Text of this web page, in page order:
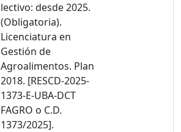
lectivo: desde 2025.
(Obligatoria).
Licenciatura en
Gestión de
Agroalimentos. Plan
2018. [RESCD-2025-
1373-E-UBA-DCT
FAGRO o C.D.
1373/2025].